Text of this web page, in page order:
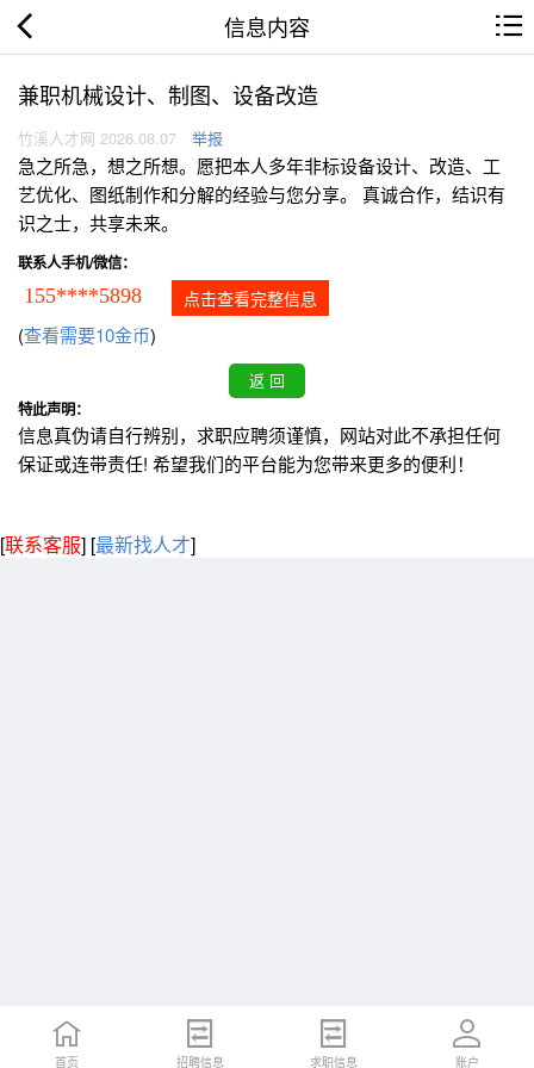
信息内容
兼职机械设计、制图、设备改造
竹溪人才网 2026.08.07 举报
急之所急，想之所想。愿把本人多年非标设备设计、改造、工
艺优化、图纸制作和分解的经验与您分享。 真诚合作，结识有
识之士，共享未来。
联系人手机/微信：
155****5898 点击查看完整信息
(查看需要10金币)
特此声明：
信息真伪请自行辨别，求职应聘须谨慎，网站对此不承担任何
保证或连带责任! 希望我们的平台能为您带来更多的便利！
[联系客服] [最新找人才]
首页 招聘信息 求职信息 账户